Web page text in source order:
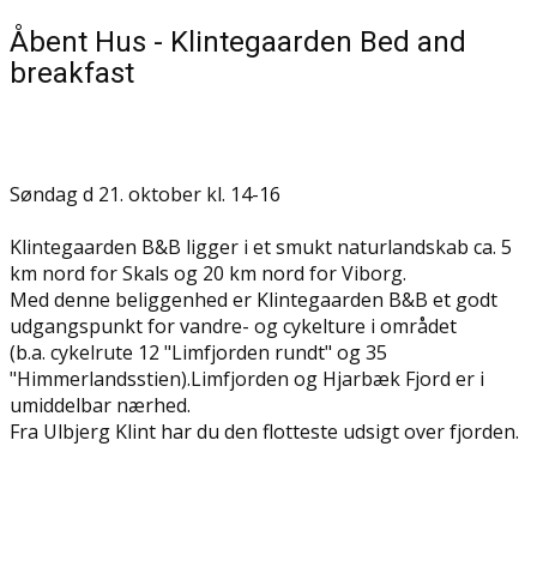
Åbent Hus - Klintegaarden Bed and
breakfast
Søndag d 21. oktober kl. 14-16
Klintegaarden B&B ligger i et smukt naturlandskab ca. 5
km nord for Skals og 20 km nord for Viborg.
Med denne beliggenhed er Klintegaarden B&B et godt
udgangspunkt for vandre- og cykelture i området
(b.a. cykelrute 12 "Limfjorden rundt" og 35
"Himmerlandsstien).Limfjorden og Hjarbæk Fjord er i
umiddelbar nærhed.
Fra Ulbjerg Klint har du den flotteste udsigt over fjorden.